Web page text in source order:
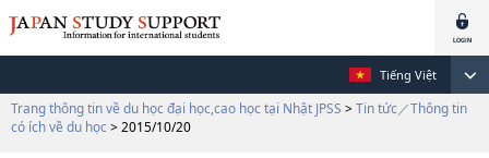
Tiếng Việt
Trang thông tin về du học đại học,cao học tại Nhật JPSS > Tin tức／Thông tin
có ích về du học > 2015/10/20